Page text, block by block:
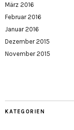
März 2016
Februar 2016
Januar 2016
Dezember 2015
November 2015
KATEGORIEN